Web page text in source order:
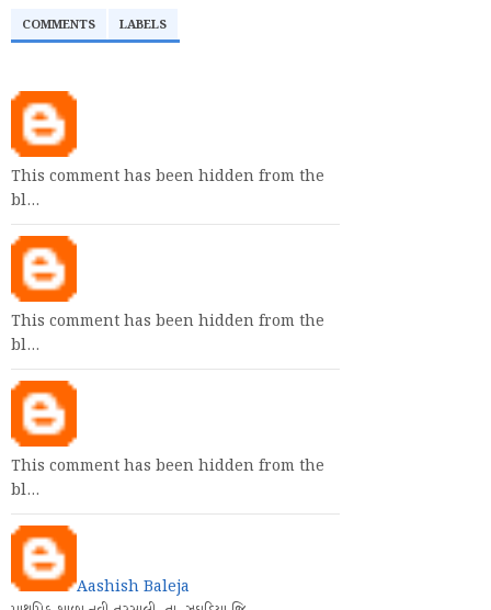
COMMENTS LABELS
This comment has been hidden from the
bl…
This comment has been hidden from the
bl…
This comment has been hidden from the
bl…
Aashish Baleja